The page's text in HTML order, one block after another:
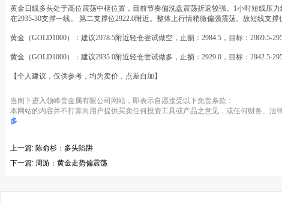
黄金日线多头处于高位震荡中枢位置，目前节奏偏洗盘震荡折返较强。1小时短线压
在2935-30支撑一线。 第二支撑位2922.0附近。整体上行情稍微偏强震荡。故短线支
黄金（GOLD1000）：建议2978.5附近轻仓尝试做空，止损：2984.5，目标：2969.5-
黄金（GOLD1000）：建议2935.0附近轻仓尝试做多，止损：2929.0，目标：2942.5-
【个人建议，仅供参考，均为卖价，点差自加】
当阁下进入领峰贵金属有限公司网站，即表示自愿接受以下免责条款：
本网站的内容并不打算向用户提供买卖任何投资工具或产品之意见，或任何财务、法
多
上一篇: 陈俞杉：多头陷阱
下一篇: 周游：黄金走势偏震荡